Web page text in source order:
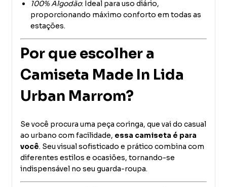
100% Algodão: Ideal para uso diário,
proporcionando máximo conforto em todas as
estações.
Por que escolher a
Camiseta Made In Lida
Urban Marrom?
Se você procura uma peça coringa, que vai do casual
ao urbano com facilidade, essa camiseta é para
você. Seu visual sofisticado e prático combina com
diferentes estilos e ocasiões, tornando-se
indispensável no seu guarda-roupa.